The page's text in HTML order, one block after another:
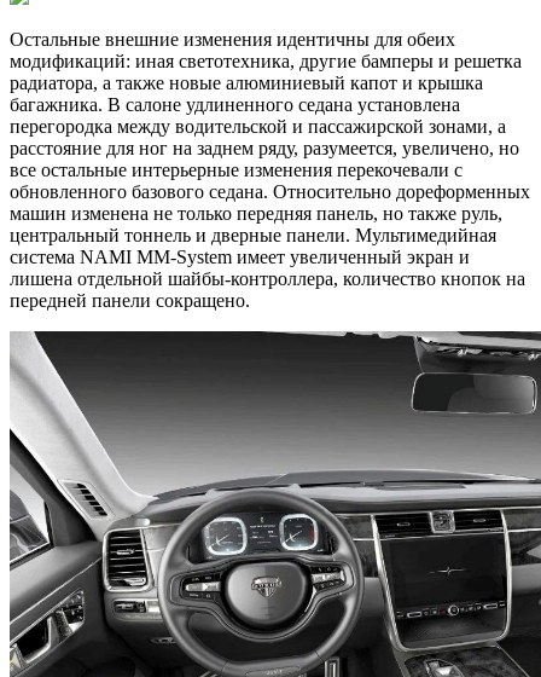
Остальные внешние изменения идентичны для обеих
модификаций: иная светотехника, другие бамперы и решетка
радиатора, а также новые алюминиевый капот и крышка
багажника. В салоне удлиненного седана установлена
перегородка между водительской и пассажирской зонами, а
расстояние для ног на заднем ряду, разумеется, увеличено, но
все остальные интерьерные изменения перекочевали с
обновленного базового седана. Относительно дореформенных
машин изменена не только передняя панель, но также руль,
центральный тоннель и дверные панели. Мультимедийная
система NAMI MM-System имеет увеличенный экран и
лишена отдельной шайбы-контроллера, количество кнопок на
передней панели сокращено.